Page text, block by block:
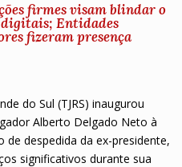
firmes visam blindar o
Entidades
fizeram presença
do Sul (TJRS) inaugurou
Alberto Delgado Neto à
de despedida da ex-presidente,
significativos durante sua